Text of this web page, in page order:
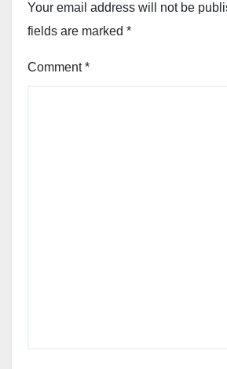
Your email address will not be
fields are marked *
Comment*